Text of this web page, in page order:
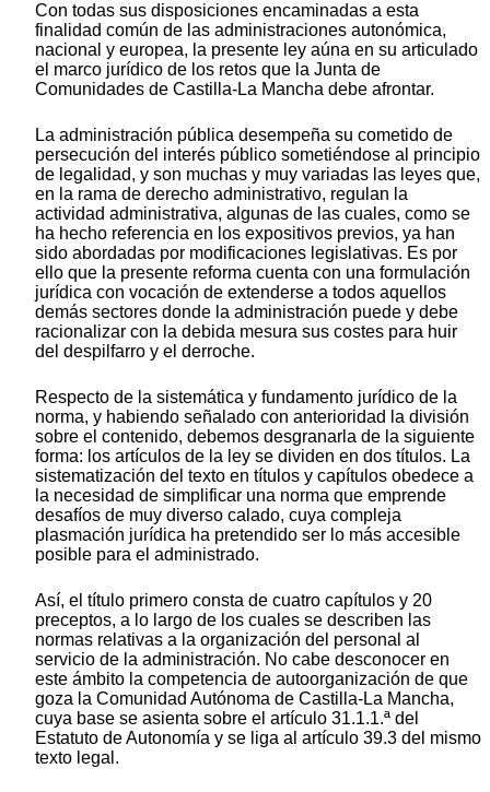
Con todas sus disposiciones encaminadas a esta
finalidad común de las administraciones autonómica,
nacional y europea, la presente ley aúna en su articulado
el marco jurídico de los retos que la Junta de
Comunidades de Castilla-La Mancha debe afrontar.
La administración pública desempeña su cometido de
persecución del interés público sometiéndose al principio
de legalidad, y son muchas y muy variadas las leyes que,
en la rama de derecho administrativo, regulan la
actividad administrativa, algunas de las cuales, como se
ha hecho referencia en los expositivos previos, ya han
sido abordadas por modificaciones legislativas. Es por
ello que la presente reforma cuenta con una formulación
jurídica con vocación de extenderse a todos aquellos
demás sectores donde la administración puede y debe
racionalizar con la debida mesura sus costes para huir
del despilfarro y el derroche.
Respecto de la sistemática y fundamento jurídico de la
norma, y habiendo señalado con anterioridad la división
sobre el contenido, debemos desgranarla de la siguiente
forma: los artículos de la ley se dividen en dos títulos. La
sistematización del texto en títulos y capítulos obedece a
la necesidad de simplificar una norma que emprende
desafíos de muy diverso calado, cuya compleja
plasmación jurídica ha pretendido ser lo más accesible
posible para el administrado.
Así, el título primero consta de cuatro capítulos y 20
preceptos, a lo largo de los cuales se describen las
normas relativas a la organización del personal al
servicio de la administración. No cabe desconocer en
este ámbito la competencia de autoorganización de que
goza la Comunidad Autónoma de Castilla-La Mancha,
cuya base se asienta sobre el artículo 31.1.1.ª del
Estatuto de Autonomía y se liga al artículo 39.3 del mismo
texto legal.